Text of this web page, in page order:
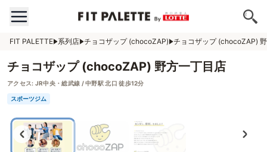
FIT PALETTE 系列店 チョコザップ (chocoZAP) チョコザップ (chocoZAP)
チョコザップ (chocoZAP) 野方一丁目店
アクセス: JR中央・総武線 / 中野駅 北口 徒歩12分
スポーツジム